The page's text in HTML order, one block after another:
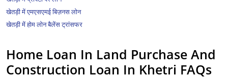
खेतड़ी में एमएसएमई बिज़नस लोन
खेतड़ी में होम लोन बैलेंस ट्रांसफर
Home Loan In Land Purchase And
Construction Loan In Khetri FAQs